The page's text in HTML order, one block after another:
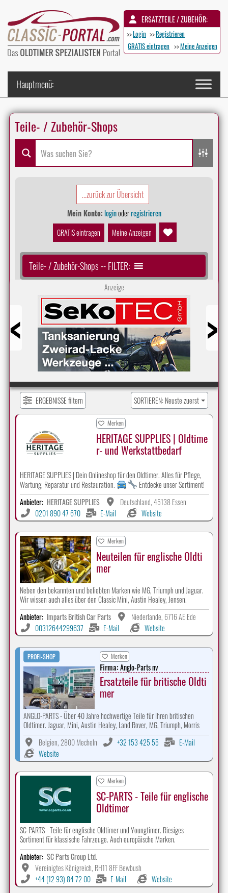
ERSATZTEILE / ZUBEHÖR:
>>Login >>Registrieren
GRATIS eintragen >>Meine Anzeigen
Teile- / Zubehör-Shops
...zurück zur Übersicht
Mein Konto:loginoderregistrieren
GRATIS eintragen
Meine Anzeigen
Teile- / Zubehör-Shops -- FILTER:
Anzeige
ERGEBNISSE filtern SORTIEREN: Neuste zuerst
Merken
HERITAGE SUPPLIES | Oldtime
r- und Werkstattbedarf
HERITAGE SUPPLIES | Dein Onlineshop für den Oldtimer. Alles für Pflege,
Wartung, Reparatur und Restauration.
Entdecke unser Sortiment!
Anbieter: HERITAGE SUPPLIES
Deutschland, 45138 Essen
0201 890 47 670
E-Mail Website
Merken
Neuteilen für englische Oldti
mer
Neben den bekannten und beliebten Marken wie MG, Triumph und Jaguar.
Wir wissen auch alles über den Classic Mini, Austin Healey, Jensen.
Anbieter: Imparts British Car Parts
Niederlande, 6716 AE Ede
00312644299637
E-Mail Website
PROFI-SHOP Merken
Firma:Anglo-Parts nv
Ersatzteile für britische Oldti
mer
ANGLO-PARTS - Über 40 Jahre hochwertige Teile für Ihren britischen
Oldtimer. Jaguar, Mini, Austin Healey, Land Rover, MG, Triumph, Morris
Belgien, 2800 Mecheln
+32 153 425 55
E-Mail
Website
Merken
SC-PARTS - Teile für englische
Oldtimer
SC-PARTS - Teile für englische Oldtimer und Youngtimer. Riesiges
Sortiment für klassische Fahrzeuge. Auch europäische Marken.
Anbieter: SC Parts Group Ltd.
Vereinigtes Königreich, RH11 8FF Bewbush
+44 (12 93) 84 72 00
E-Mail Website